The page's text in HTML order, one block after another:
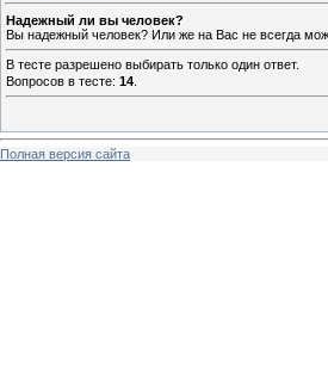
Надежный ли вы человек?
Вы надежный человек? Или же на Вас не всегда
В тесте разрешено выбирать только один ответ.
Вопросов в тесте: 14
Полная версия сайта